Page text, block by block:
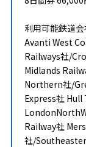
利用可能鉄道
Avanti West
Railways社/
Midlands
Northern社/
Express社
Railway社
社/